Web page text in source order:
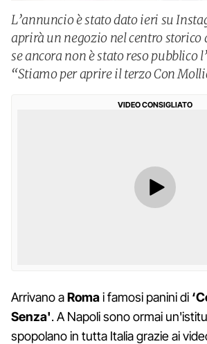
L’annuncio è stato dato ieri su
aprirà un negozio nel centro storico
se ancora non è stato reso pubblico
“Stiamo per aprire il terzo Con
VIDEO CONSIGLIATO
Arrivano aRomai famosi panini di
Senza'. A Napoli sono ormai
spopolano in tutta Italia grazie ai